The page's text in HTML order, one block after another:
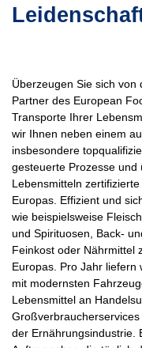
Überzeugen Sie sich
Partner des European
Transporte Ihrer
wir Ihnen neben einem
insbesondere
gesteuerte Prozesse
Lebensmitteln
Europas. Effizient und
wie beispielsweise
und Spirituosen, Back-
Feinkost oder Nährmittel
Europas. Pro Jahr liefern
mit modernsten
Lebensmittel an
der Ernährungsindustrie.